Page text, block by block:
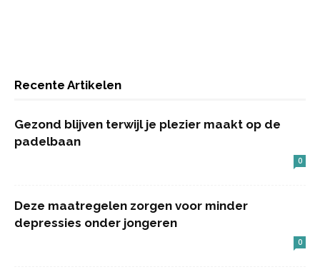
Recente Artikelen
Gezond blijven terwijl je plezier maakt op de
padelbaan
0
Deze maatregelen zorgen voor minder
depressies onder jongeren
0